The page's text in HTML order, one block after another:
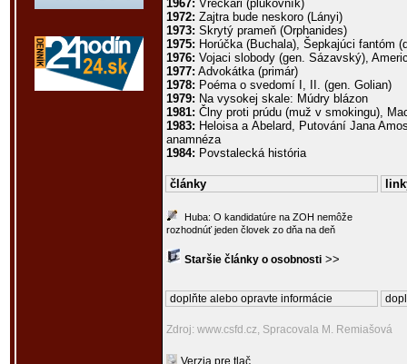
1967: Vreckári (plukovník)
1972: Zajtra bude neskoro (Lányi)
1973: Skrytý prameň (Orphanides)
1975: Horúčka (Buchala), Šepkajúci fantóm
1976: Vojaci slobody (gen. Sázavský),
1977: Advokátka (primár)
1978: Poéma o svedomí I, II. (gen. Golian)
1979: Na vysokej skale: Múdry blázon
1981: Člny proti prúdu (muž v smokingu),
1983: Heloisa a Abelard, Putování Jana
anamnéza
1984: Povstalecká história
články
Huba: O kandidatúre na ZOH nemôže
rozhodnúť jeden človek zo dňa na deň
Staršie články o osobnosti >>
doplňte alebo opravte informácie
Zdroj: www.csfd.cz, Spracovala M. Remiašová
Verzia pre tlač